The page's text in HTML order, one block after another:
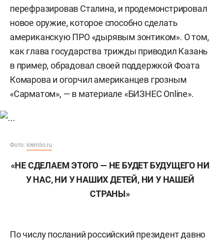
перефразировав Сталина, и продемонстрировал
новое оружие, которое способно сделать
американскую ПРО «дырявым зонтиком». О том,
как глава государства трижды приводил Казань
в пример, обрадовал своей поддержкой Фоата
Комарова и огорчил американцев грозным
«Сарматом», — в материале «БИЗНЕС Online».
Фото: kremlin.ru
«НЕ СДЕЛАЕМ ЭТОГО — НЕ БУДЕТ БУДУЩЕГО НИ
У НАС, НИ У НАШИХ ДЕТЕЙ, НИ У НАШЕЙ
СТРАНЫ»
По числу посланий российский президент давно